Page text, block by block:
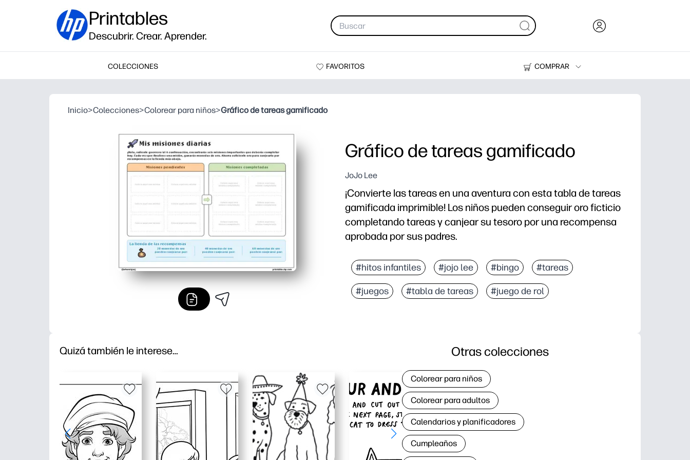
Printables
Descubrir. Crear. Aprender.
COLECCIONES FAVORITOS
COMPRAR
Impresoras
Inicio>Colecciones>Colorear para niños>Gráfico de tareas gamificado
Gráfico de tareas gamificado
JoJo Lee
¡Convierte las tareas en una aventura con esta tabla de tareas
gamificada imprimible! Los niños pueden conseguir oro ficticio
completando tareas y canjear su tesoro por una recompensa
aprobada por sus padres.
#hitos infantiles #jojo lee #bingo #tareas
#juegos #tabla de tareas #juego de rol
Quizá también le interese… Otras colecciones
Colorear para niños
Colorear para adultos
Calendarios y planificadores
Cumpleaños